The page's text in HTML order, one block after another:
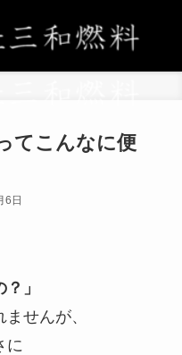
てこんなに便
6日
」
せんが、
に